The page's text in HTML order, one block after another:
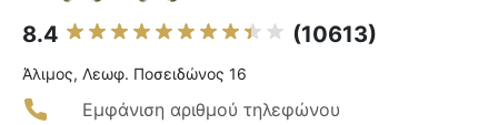
8.4 (10613)
Άλιμος, Λεωφ. Ποσειδώνος 16
Εμφάνιση αριθμού τηλεφώνου